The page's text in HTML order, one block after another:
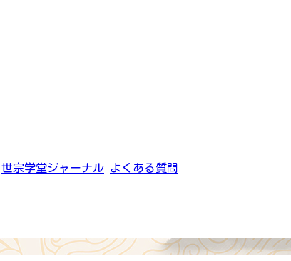
世宗学堂ジャーナル よくある質問